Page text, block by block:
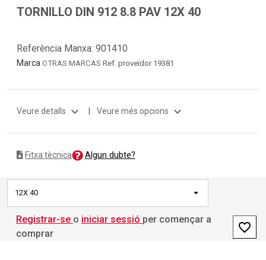
TORNILLO DIN 912 8.8 PAV 12X 40
Referència Manxa: 901410
Marca OTRAS MARCAS Ref. proveïdor 19381
Veure detalls expand_more | Veure més opcions expand_more
Fitxa tècnica Algun dubte?
12X 40
Registrar-se o iniciar sessió per començar a
comprar
favorite_border